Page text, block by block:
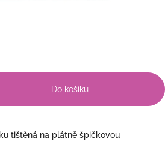
Do košíku
tištěná na plátně špičkovou